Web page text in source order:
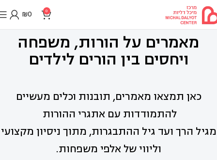
0
₪0
מאמרים על הורות, משפחה
ויחסים בין הורים לילדים
כאן תמצאו מאמרים, תובנות וכלים מעשיים
להתמודדות עם אתגרי ההורות
מגיל הרך ועד גיל ההתבגרות, מתוך ניסיון מקצועי
וליווי של אלפי משפחות.